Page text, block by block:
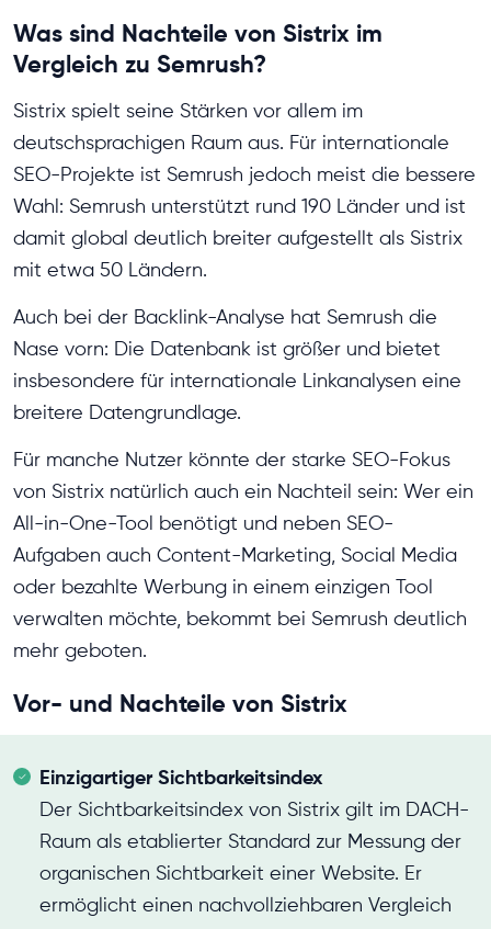
Was sind Nachteile von Sistrix im
Vergleich zu Semrush?
Sistrix spielt seine Stärken vor allem im
deutschsprachigen Raum aus. Für internationale
SEO-Projekte ist Semrush jedoch meist die bessere
Wahl: Semrush unterstützt rund 190 Länder und ist
damit global deutlich breiter aufgestellt als Sistrix
mit etwa 50 Ländern.
Auch bei der Backlink-Analyse hat Semrush die
Nase vorn: Die Datenbank ist größer und bietet
insbesondere für internationale Linkanalysen eine
breitere Datengrundlage.
Für manche Nutzer könnte der starke SEO-Fokus
von Sistrix natürlich auch ein Nachteil sein: Wer ein
All-in-One-Tool benötigt und neben SEO-
Aufgaben auch Content-Marketing, Social Media
oder bezahlte Werbung in einem einzigen Tool
verwalten möchte, bekommt bei Semrush deutlich
mehr geboten.
Vor- und Nachteile von Sistrix
Einzigartiger Sichtbarkeitsindex
Der Sichtbarkeitsindex von Sistrix gilt im DACH-
Raum als etablierter Standard zur Messung der
organischen Sichtbarkeit einer Website. Er
ermöglicht einen nachvollziehbaren Vergleich